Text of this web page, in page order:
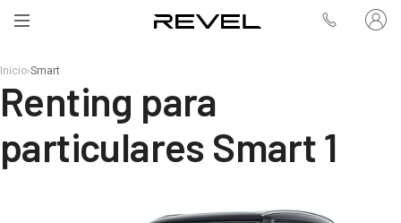
Inicio›Smart
Renting para
particulares Smart 1